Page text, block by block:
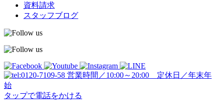
資料請求
スタッフブログ
営業時間／10:00～20:00 定休日／年末年
始
タップで電話をかける